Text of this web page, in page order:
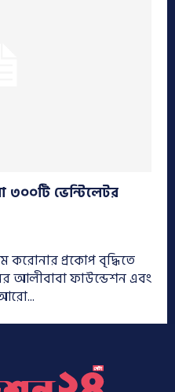
৩০০টি ভেন্টিলেটর
করোনার প্রকোপ বৃদ্ধিতে
আলীবাবা ফাউন্ডেশন এবং